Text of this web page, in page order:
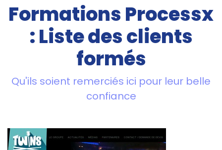
Formations Processx
: Liste des clients
formés
Qu'ils soient remerciés ici pour leur belle
confiance